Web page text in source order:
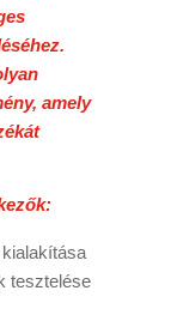
amely
tesztelése